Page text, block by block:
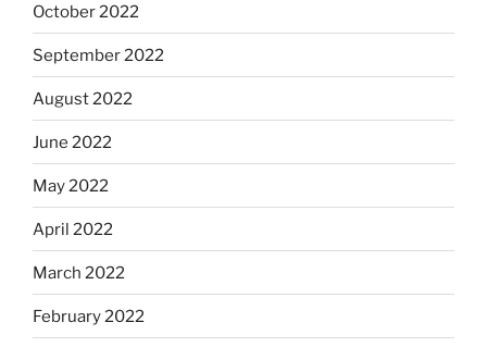
October 2022
September 2022
August 2022
June 2022
May 2022
April 2022
March 2022
February 2022